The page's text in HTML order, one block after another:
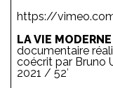
https://
LA VIE MODERNE
documentaire
coécrit par Bruno
2021 / 52′